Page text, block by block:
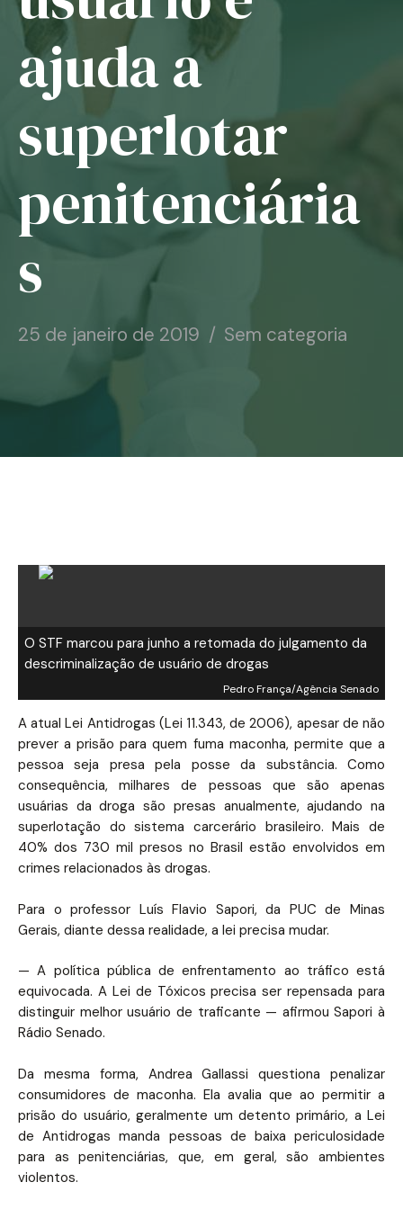
Notícias
Associe-se
ajuda a
superlotar
penitenciária
s
25 de janeiro de 2019 Sem categoria
O STF marcou para junho a retomada do julgamento da
descriminalização de usuário de drogas
Pedro França/Agência Senado
A atual Lei Antidrogas (Lei 11.343, de 2006), apesar de não
prever a prisão para quem fuma maconha, permite que a
pessoa seja presa pela posse da substância. Como
consequência, milhares de pessoas que são apenas
usuárias da droga são presas anualmente, ajudando na
superlotação do sistema carcerário brasileiro. Mais de
40% dos 730 mil presos no Brasil estão envolvidos em
crimes relacionados às drogas.
Para o professor Luís Flavio Sapori, da PUC de Minas
Gerais, diante dessa realidade, a lei precisa mudar.
— A política pública de enfrentamento ao tráfico está
equivocada. A Lei de Tóxicos precisa ser repensada para
distinguir melhor usuário de traficante — afirmou Sapori à
Rádio Senado.
Da mesma forma, Andrea Gallassi questiona penalizar
consumidores de maconha. Ela avalia que ao permitir a
prisão do usuário, geralmente um detento primário, a Lei
de Antidrogas manda pessoas de baixa periculosidade
para as penitenciárias, que, em geral, são ambientes
violentos.